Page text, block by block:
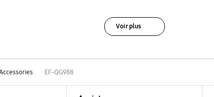
Voir plus
EF-QG988